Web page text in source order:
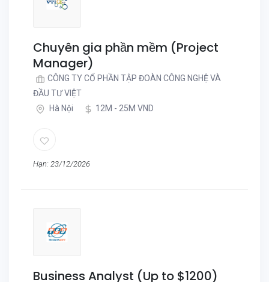
Chuyên gia phần mềm (Project
Manager)
CÔNG TY CỔ PHẦN TẬP ĐOÀN CÔNG NGHỆ VÀ
ĐẦU TƯ VIỆT
Hà Nội
12M - 25M VND
Hạn: 23/12/2026
Business Analyst (Up to $1200)